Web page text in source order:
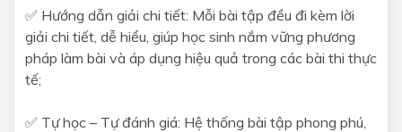
✅ Hướng dẫn giải chi tiết: Mỗi bài tập đều đi kèm lời
giải chi tiết, dễ hiểu, giúp học sinh nắm vững phương
pháp làm bài và áp dụng hiệu quả trong các bài thi thực
tế;
✅ Tự học – Tự đánh giá: Hệ thống bài tập phong phú,